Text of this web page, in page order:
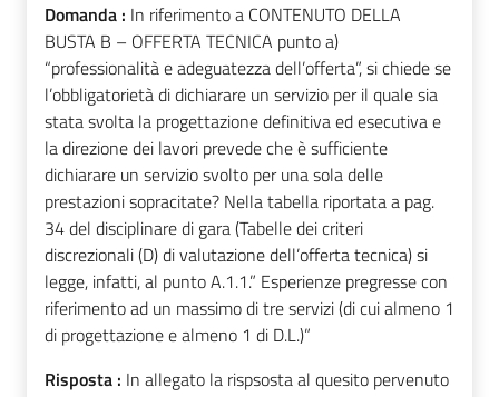
Domanda : In riferimento a CONTENUTO DELLA
BUSTA B – OFFERTA TECNICA punto a)
“professionalità e adeguatezza dell’offerta”, si chiede se
l’obbligatorietà di dichiarare un servizio per il quale sia
stata svolta la progettazione definitiva ed esecutiva e
la direzione dei lavori prevede che è sufficiente
dichiarare un servizio svolto per una sola delle
prestazioni sopracitate? Nella tabella riportata a pag.
34 del disciplinare di gara (Tabelle dei criteri
discrezionali (D) di valutazione dell’offerta tecnica) si
legge, infatti, al punto A.1.1.” Esperienze pregresse con
riferimento ad un massimo di tre servizi (di cui almeno 1
di progettazione e almeno 1 di D.L.)”
Risposta : In allegato la rispsosta al quesito pervenuto